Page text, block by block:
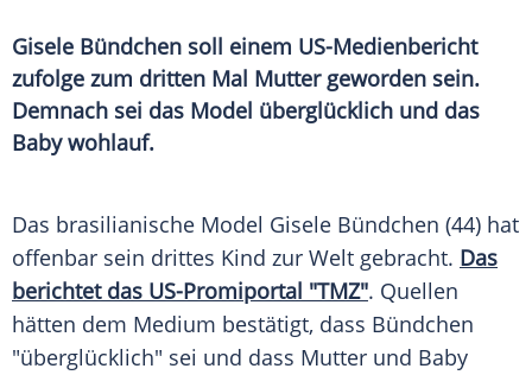
Gisele Bündchen soll einem US-Medienbericht
zufolge zum dritten Mal Mutter geworden sein.
Demnach sei das Model überglücklich und das
Baby wohlauf.
Das brasilianische Model Gisele Bündchen (44) hat
offenbar sein drittes Kind zur Welt gebracht. Das
berichtet das US-Promiportal "TMZ". Quellen
hätten dem Medium bestätigt, dass Bündchen
"überglücklich" sei und dass Mutter und Baby